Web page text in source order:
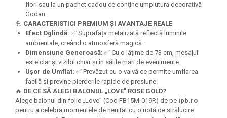
flori sau la un pachet cadou ce conține umplutura decorativă
Godan.
💪 CARACTERISTICI PREMIUM ȘI AVANTAJE REALE
Efect Oglindă: ✅ Suprafața metalizată reflectă luminile
ambientale, creând o atmosferă magică.
Dimensiune Generoasă: ✅ Cu o lățime de 73 cm, mesajul
este clar și vizibil chiar și în sălile mari de evenimente.
Ușor de Umflat: ✅ Prevăzut cu o valvă ce permite umflarea
facilă și previne pierderile rapide de presiune.
🔥 DE CE SĂ ALEGI BALONUL „LOVE” ROSE GOLD?
Alege balonul din folie „Love” (Cod FB15M-019R) de pe ipb.ro
pentru a celebra momentele de neuitat cu o notă de strălucire